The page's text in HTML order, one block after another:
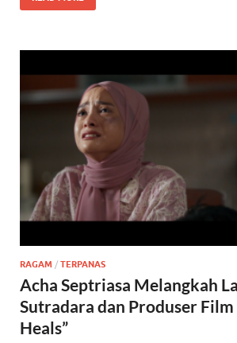
RAGAM / TERPANAS
Acha Septriasa Melangkah
Sutradara dan Produser Film
Heals”